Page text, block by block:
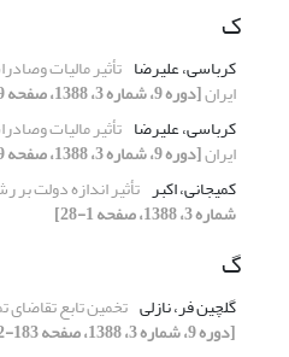
ک
کرباسی، علیرضا تأثیر مالیات
ایران[دوره 9، شماره 3، 1388، صفحه 139-149]
کرباسی، علیرضا تأثیر مالیات
ایران[دوره 9، شماره 3، 1388، صفحه 139-149]
کمیجانی، اکبر تأثیر اندازه دولت
شماره 3، 1388، صفحه 1-28]
گ
گلچین فر، نازلی تخمین تابع تقاضای
[دوره 9، شماره 3، 1388، صفحه 183-202]